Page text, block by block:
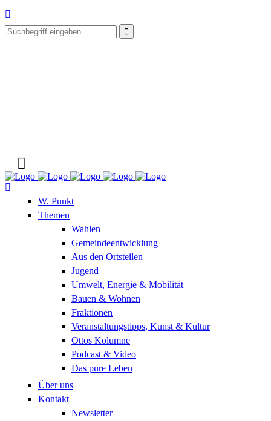
W. Punkt
Themen
Wahlen
Gemeindeentwicklung
Aus den Ortsteilen
Jugend
Umwelt, Energie & Mobilität
Bauen & Wohnen
Fraktionen
Veranstaltungstipps, Kunst & Kultur
Ottos Kolumne
Podcast & Video
Das pure Leben
Über uns
Kontakt
Newsletter